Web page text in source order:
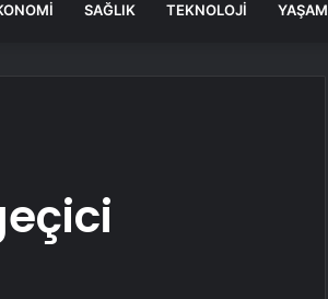
SAĞLIK TEKNOLOJI YAŞAM